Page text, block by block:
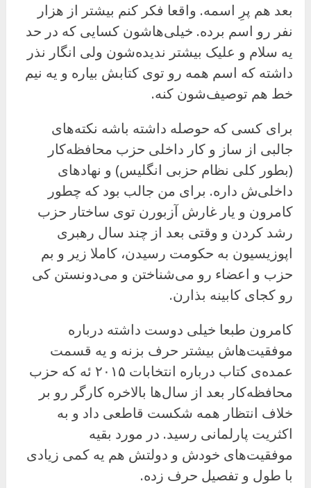
بعد هم پرِ اسمه. واقعا فکر کنم بیشتر از هزار
نفر رو اسم برده. خیلی‌هاشون کسایی که در حد
یه سلام و علیک بیشتر ندیده‌شون ولی انگار نذر
داشته که اسم همه رو توی کتابش بیاره و یه نیم
خط هم توصیف‌شون کنه.
برای کسی که حوصله داشته باشه نکته‌های
جالبی از ساز و کار داخلی حزب محافظه‌کار
(بطور کلی نظام حزبی انگلیس) و نهادهای
داخلی‌ش داره. برای من جالب بود که چطور
کامرون و یار غارش آزبورن توی ساختار حزب
رشد کردن و وقتی بعد از چند سال رهبری
اپوزیسیون به حکومت رسیدن، کاملا زیر و بم
حزب و اعضاء رو می‌شناختن و می‌دونستن کی
رو کجای کابینه بذارن.
کامرون طبعا خیلی دوست داشته درباره
موفقیت‌هاش بیشتر حرف بزنه و یه قسمت
عمده‌ی کتاب درباره انتخابات ۲۰۱۵ ئه که حزب
محافظه‌کار بعد از سال‌ها بالاخره کارگر رو بر
خلاف انتظار همه شکست قاطعی داد و به
اکثریت پارلمانی رسید. در مورد بقیه
موفقیت‌های خودش و دولتش هم یه کمی زیادی
با طول و تفصیل حرف زده.